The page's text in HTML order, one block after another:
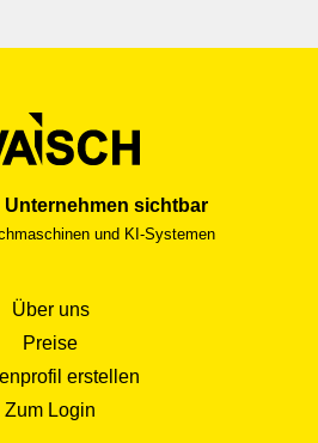
Unternehmen sichtbar
und KI-Systemen
Über uns
Preise
erstellen
Zum Login